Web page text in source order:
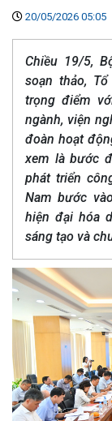
20/05/2026 05:05
Chiều 19/5,
soạn thảo,
trọng điểm
ngành, viện
đoàn hoạt
xem là bước
phát triển
Nam bước
hiện đại hóa
sáng tạo và